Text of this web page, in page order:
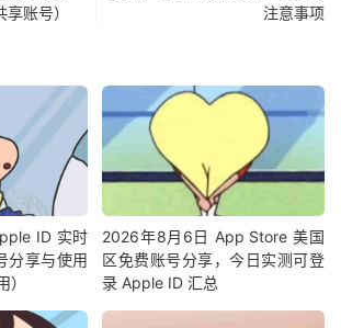
账号）
注意事项
ID 实时
分享与使用
2026年8月6日 App Store 美国
区免费账号分享，今日实测可登
录 Apple ID 汇总